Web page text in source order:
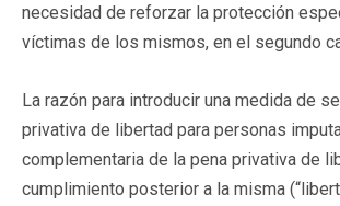
necesidad de reforzar la protección
víctimas de los mismos, en el segundo
La razón para introducir una medida de
privativa de libertad para personas
complementaria de la pena privativa de
cumplimiento posterior a la misma